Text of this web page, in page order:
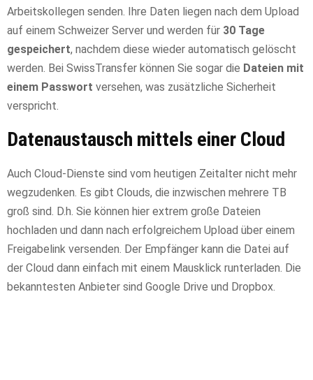
Arbeitskollegen senden. Ihre Daten liegen nach dem Upload
auf einem Schweizer Server und werden für 30 Tage
gespeichert, nachdem diese wieder automatisch gelöscht
werden. Bei SwissTransfer können Sie sogar die Dateien mit
einem Passwort versehen, was zusätzliche Sicherheit
verspricht.
Datenaustausch mittels einer Cloud
Auch Cloud-Dienste sind vom heutigen Zeitalter nicht mehr
wegzudenken. Es gibt Clouds, die inzwischen mehrere TB
groß sind. D.h. Sie können hier extrem große Dateien
hochladen und dann nach erfolgreichem Upload über einem
Freigabelink versenden. Der Empfänger kann die Datei auf
der Cloud dann einfach mit einem Mausklick runterladen. Die
bekanntesten Anbieter sind Google Drive und Dropbox.